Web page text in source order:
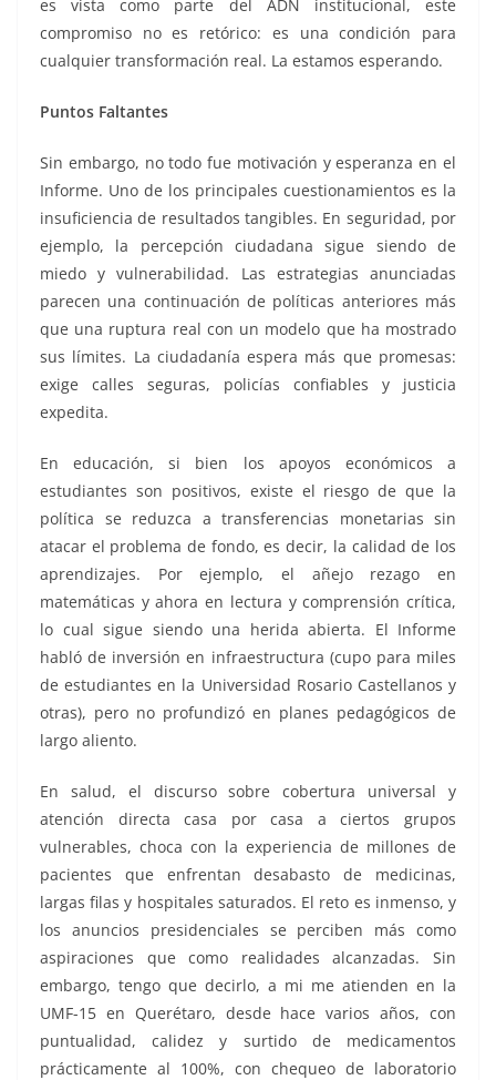
es vista como parte del ADN institucional, este
compromiso no es retórico: es una condición para
cualquier transformación real. La estamos esperando.
Puntos Faltantes
Sin embargo, no todo fue motivación y esperanza en el
Informe. Uno de los principales cuestionamientos es la
insuficiencia de resultados tangibles. En seguridad, por
ejemplo, la percepción ciudadana sigue siendo de
miedo y vulnerabilidad. Las estrategias anunciadas
parecen una continuación de políticas anteriores más
que una ruptura real con un modelo que ha mostrado
sus límites. La ciudadanía espera más que promesas:
exige calles seguras, policías confiables y justicia
expedita.
En educación, si bien los apoyos económicos a
estudiantes son positivos, existe el riesgo de que la
política se reduzca a transferencias monetarias sin
atacar el problema de fondo, es decir, la calidad de los
aprendizajes. Por ejemplo, el añejo rezago en
matemáticas y ahora en lectura y comprensión crítica,
lo cual sigue siendo una herida abierta. El Informe
habló de inversión en infraestructura (cupo para miles
de estudiantes en la Universidad Rosario Castellanos y
otras), pero no profundizó en planes pedagógicos de
largo aliento.
En salud, el discurso sobre cobertura universal y
atención directa casa por casa a ciertos grupos
vulnerables, choca con la experiencia de millones de
pacientes que enfrentan desabasto de medicinas,
largas filas y hospitales saturados. El reto es inmenso, y
los anuncios presidenciales se perciben más como
aspiraciones que como realidades alcanzadas. Sin
embargo, tengo que decirlo, a mi me atienden en la
UMF-15 en Querétaro, desde hace varios años, con
puntualidad, calidez y surtido de medicamentos
prácticamente al 100%, con chequeo de laboratorio